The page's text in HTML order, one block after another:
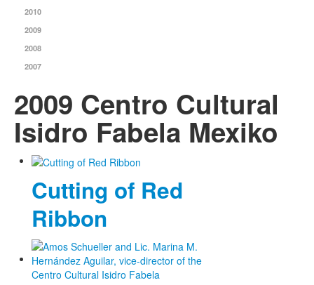
2010
2009
2008
2007
2009 Centro Cultural
Isidro Fabela Mexiko
Cutting of Red
Ribbon